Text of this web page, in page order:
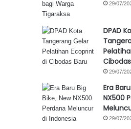
29/07/
DPAD
29/07/
Era
NX500
29/07/